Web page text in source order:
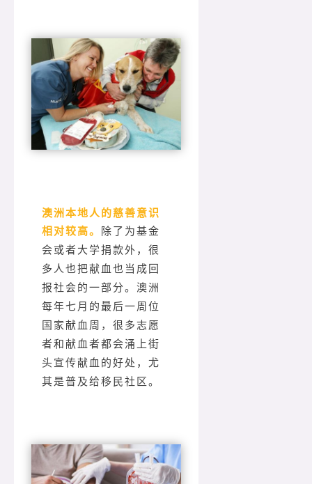
澳洲本地人的慈善意识
相对较高。
除了为基金
会或者大学捐款外，很
多人也把献血也当成回
报社会的一部分。澳洲
每年七月的最后一周位
国家献血周，很多志愿
者和献血者都会涌上街
头宣传献血的好处，尤
其是普及给移民社区。